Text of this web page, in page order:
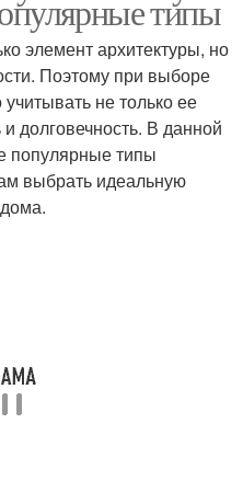
типы
элемент архитектуры, но
Поэтому при выборе
не только ее
долговечность. В данной
популярные типы
выбрать идеальную